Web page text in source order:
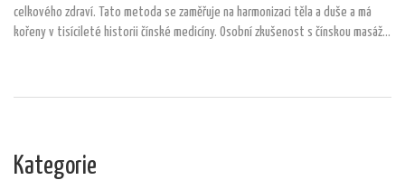
celkového zdraví. Tato metoda se zaměřuje na harmonizaci těla a duše a má
kořeny v tisícileté historii čínské medicíny. Osobní zkušenost s čínskou masáží
Kategorie